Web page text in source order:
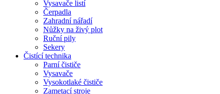
Vysavače listí
Čerpadla
Zahradní nářadí
Nůžky na živý plot
Ruční pily
Sekery
Čistící technika
Parní čističe
Vysavače
Vysokotlaké čističe
Zametací stroje